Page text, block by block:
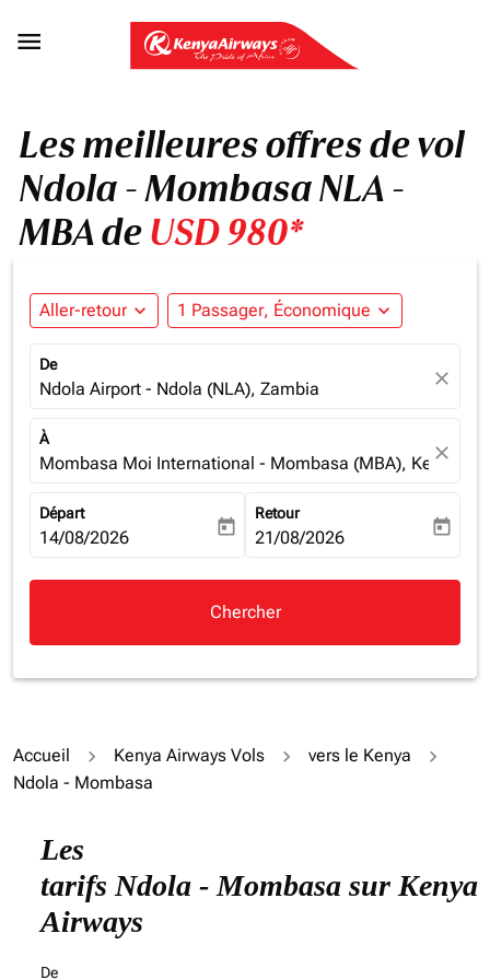

Les meilleures offres de vol
Ndola - Mombasa NLA -
MBA deUSD 980*
Aller-retour expand_more 1 Passager, Économique expand_more
De
Ndola Airport - Ndola (NLA), Zambia close
À
Mombasa Moi International - Mombasa (MBA), Kenya
close
Départ
fc-booking-departure-date-aria-label
14/08/2026 today
Retour
fc-booking-return-date-aria-
21/08/2026 today
Chercher
Accueil Kenya Airways Vols
vers le Kenya
Ndola - Mombasa
Les
tarifs Ndola - Mombasa sur Kenya
Airways
De